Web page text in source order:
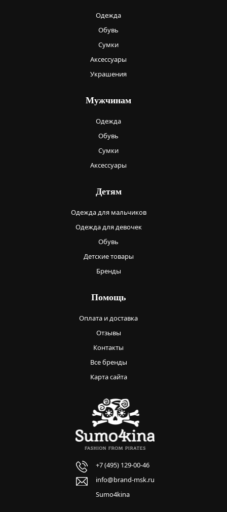
Одежда
Обувь
Сумки
Аксессуары
Украшения
Мужчинам
Одежда
Обувь
Сумки
Аксессуары
Детям
Одежда для мальчиков
Одежда для девочек
Обувь
Детские товары
Бренды
Помощь
Оплата и доставка
Отзывы
Контакты
Все бренды
Карта сайта
+7 (495) 129-00-46
info@brand-msk.ru
Sumo4kina